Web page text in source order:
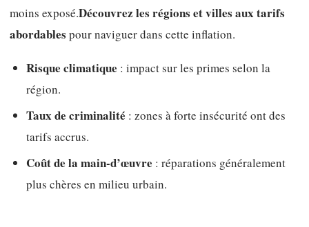
moins exposé.Découvrez les régions et villes aux tarifs
abordables pour naviguer dans cette inflation.
Risque climatique : impact sur les primes selon la
région.
Taux de criminalité : zones à forte insécurité ont des
tarifs accrus.
Coût de la main-d’œuvre : réparations généralement
plus chères en milieu urbain.